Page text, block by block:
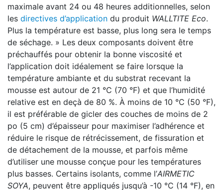
maximale avant 24 ou 48 heures additionnelles, selon
les directives d’application du produit WALLTITE Eco.
Plus la température est basse, plus long sera le temps
de séchage. » Les deux composants doivent être
préchauffés pour obtenir la bonne viscosité et
l’application doit idéalement se faire lorsque la
température ambiante et du substrat recevant la
mousse est autour de 21 °C (70 °F) et que l’humidité
relative est en deçà de 80 %. À moins de 10 °C (50 °F),
il est préférable de gicler des couches de moins de 2
po (5 cm) d’épaisseur pour maximiser l’adhérence et
réduire le risque de rétrécissement, de fissuration et
de détachement de la mousse, et parfois même
d’utiliser une mousse conçue pour les températures
plus basses. Certains isolants, comme l’AIRMETIC
SOYA, peuvent être appliqués jusqu’à -10 °C (14 °F), en